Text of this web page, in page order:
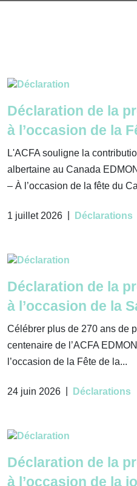
Déclaration de la
à l’occasion de la
L'ACFA souligne la
albertaine au Canada
– À l’occasion de la fête du
1 juillet 2026 Déclarations
Déclaration de la
à l’occasion de la
Célébrer plus de 270 ans de
centenaire de l’ACFA
l’occasion de la Fête de la...
24 juin 2026 Déclarations
Déclaration de la
à l’occasion de la